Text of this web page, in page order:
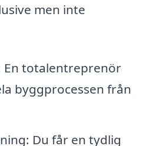
men inte
En totalentreprenör
byggprocessen från
Du får en tydlig